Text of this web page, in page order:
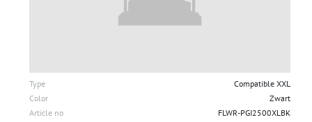
Type
Compatible XXL
Color
Zwart
Article no
FLWR-PGI2500XLBK